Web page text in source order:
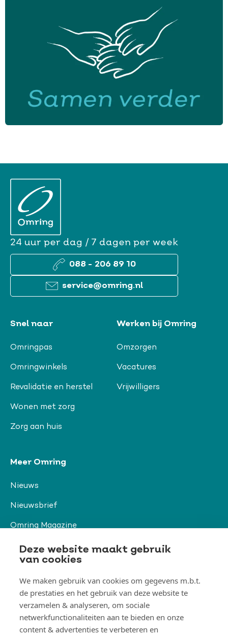
Deze website maakt gebruik
van cookies
We maken gebruik van cookies om gegevens m.b.t.
de prestaties en het gebruik van deze website te
verzamelen & analyseren, om sociale
netwerkfunctionaliteiten aan te bieden en onze
content & advertenties te verbeteren en
24 uur per dag / 7 dagen per week
088 - 206 89 10
service@omring.nl
Snel naar
Omringpas
Omringwinkels
Revalidatie en herstel
Wonen met zorg
Zorg aan huis
Werken bij Omring
Omzorgen
Vacatures
Vrijwilligers
Meer Omring
Nieuws
Nieuwsbrief
Omring Magazine
Verwijzers
Organisatie & beleid